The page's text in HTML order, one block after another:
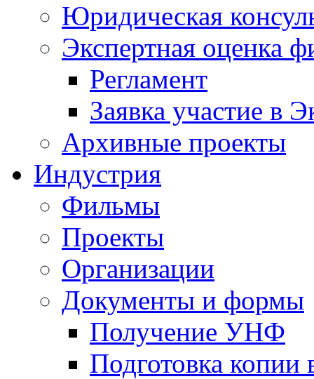
Юридическая
Экспертная оценка
Регламент
Заявка участие в
Архивные проекты
Индустрия
Фильмы
Проекты
Организации
Документы и формы
Получение УНФ
Подготовка копии